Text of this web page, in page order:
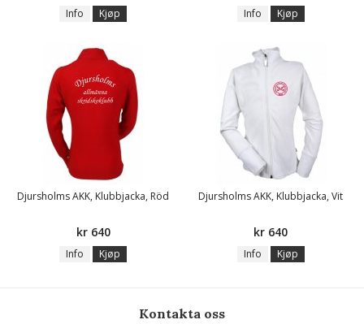
Info Kjøp Info Kjøp
Djursholms AKK, Klubbjacka, Röd
kr 640
Info Kjøp
Djursholms AKK, Klubbjacka, Vit
kr 640
Info Kjøp
Kontakta oss